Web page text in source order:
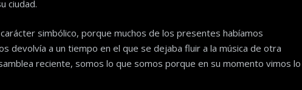
ciudad.
simbólico, porque muchos de los presentes habíamos
devolvía a un tiempo en el que se dejaba fluir a la música de otra
reciente, somos lo que somos porque en su momento vimos lo